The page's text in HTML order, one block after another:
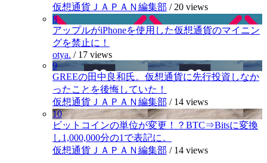
仮想通貨ＪＡＰＡＮ編集部 / 20 views
8
アップルがiPhoneを使用した仮想通貨のマイニン
グを禁止に！
otya. / 17 views
9
GREEの田中良和氏。仮想通貨に先行投資しなか
ったことを後悔していた！
仮想通貨ＪＡＰＡＮ編集部 / 14 views
10
ビットコインの単位が変更！？BTC⇒Bitsに変換
し1,000,000分の1で表記に。
仮想通貨ＪＡＰＡＮ編集部 / 14 views